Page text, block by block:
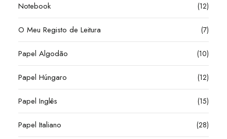
Notebook (12)
O Meu Registo de Leitura (7)
Papel Algodão (10)
Papel Húngaro (12)
Papel Inglês (15)
Papel Italiano (28)